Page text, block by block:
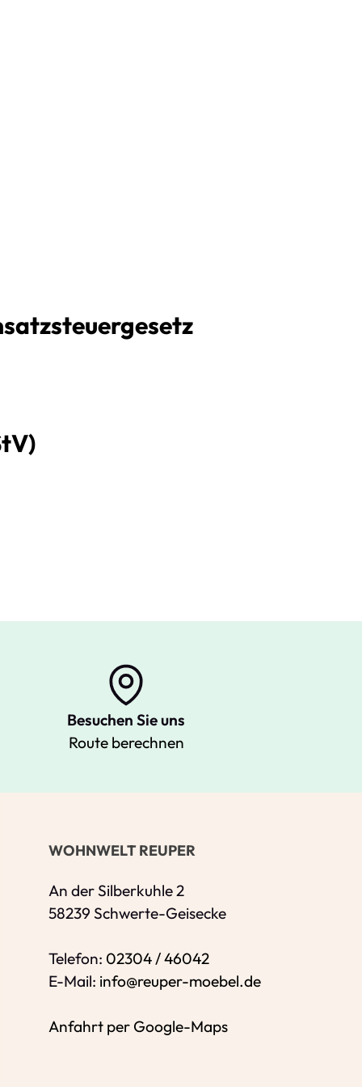
Besuchen Sie uns
Route berechnen
WOHNWELT REUPER
An der Silberkuhle 2
58239 Schwerte-Geisecke
Telefon: 02304 / 46042
E-Mail: info@reuper-moebel.de
Anfahrt per Google-Maps
Alle mit Stern gekennzeichneten Felder
Name*
Bitte geben Sie Ihren vollständigen
Telefon*